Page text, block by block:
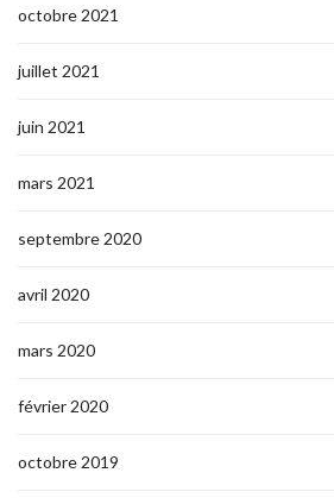
octobre 2021
juillet 2021
juin 2021
mars 2021
septembre 2020
avril 2020
mars 2020
février 2020
octobre 2019